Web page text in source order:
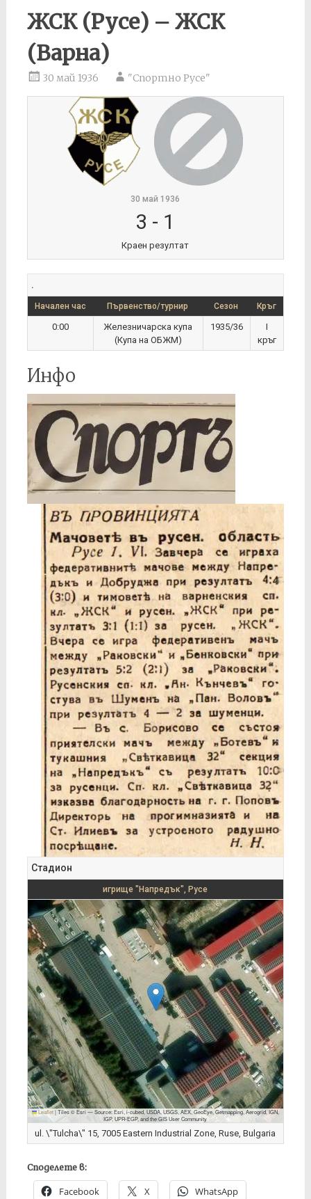
ЖСК (Русе) – ЖСК
(Варна)
30 май 1936 "Спортно Русе"
30 май 1936
3 - 1
Краен резултат
.
Начален час Първенство/турнир Сезон Кръг
0:00
Железничарска купа
(Купа на ОБЖМ)
1935/36
I
кръг
Инфо
Стадион
игрище "Напредък", Русе
Leaflet |Tiles © Esri — Source: Esri, i-cubed, USDA, USGS, AEX, GeoEye, Getmapping, Aerogrid, IGN,
IGP, UPR-EGP, and the GIS User Community
ul. \"Tulcha\" 15, 7005 Eastern Industrial Zone, Ruse, Bulgaria
Споделете в:
Facebook X WhatsApp